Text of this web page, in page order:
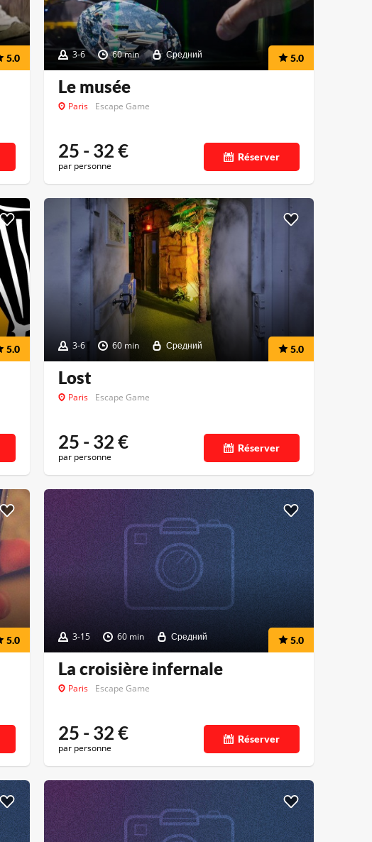
5.0 3-6 60 min Средний 5.0
Le musée
Paris Escape Game
25 - 32€
par personne
Réserver
5.0 3-6 60 min Средний 5.0
Lost
Paris Escape Game
25 - 32€
par personne
Réserver
5.0 3-15 60 min Средний 5.0
La croisière infernale
Paris Escape Game
25 - 32€
par personne
Réserver